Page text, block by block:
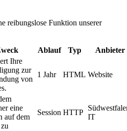
reibungslose Funktion unserer
Ablauf Typ Anbieter
Ihre
zur
von
1 Jahr HTML Website
eine
auf dem
Session HTTP
IT